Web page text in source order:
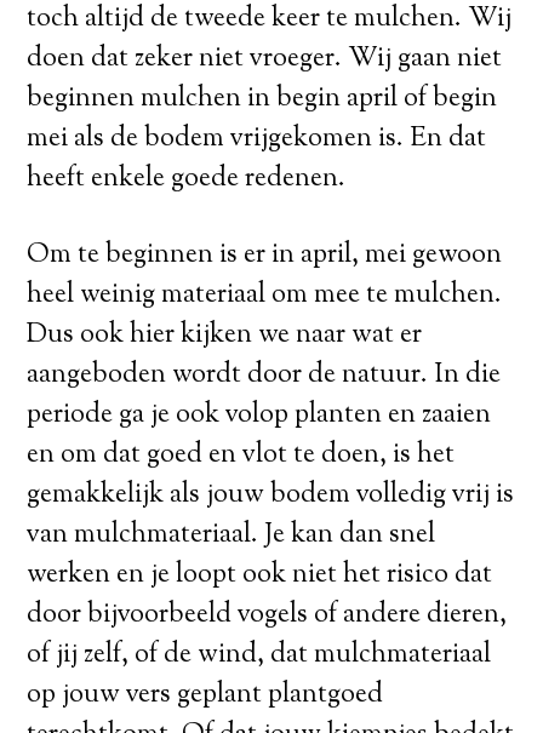
toch altijd de tweede keer te mulchen. Wij
doen dat zeker niet vroeger. Wij gaan niet
beginnen mulchen in begin april of begin
mei als de bodem vrijgekomen is. En dat
heeft enkele goede redenen.
Om te beginnen is er in april, mei gewoon
heel weinig materiaal om mee te mulchen.
Dus ook hier kijken we naar wat er
aangeboden wordt door de natuur. In die
periode ga je ook volop planten en zaaien
en om dat goed en vlot te doen, is het
gemakkelijk als jouw bodem volledig vrij is
van mulchmateriaal. Je kan dan snel
werken en je loopt ook niet het risico dat
door bijvoorbeeld vogels of andere dieren,
of jij zelf, of de wind, dat mulchmateriaal
op jouw vers geplant plantgoed